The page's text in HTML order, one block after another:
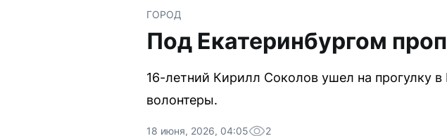
ГОРОД
Под Екатеринбургом
16-летний Кирилл Соколов ушел на прогулку
волонтеры.
18 июня, 2026, 04:05 2